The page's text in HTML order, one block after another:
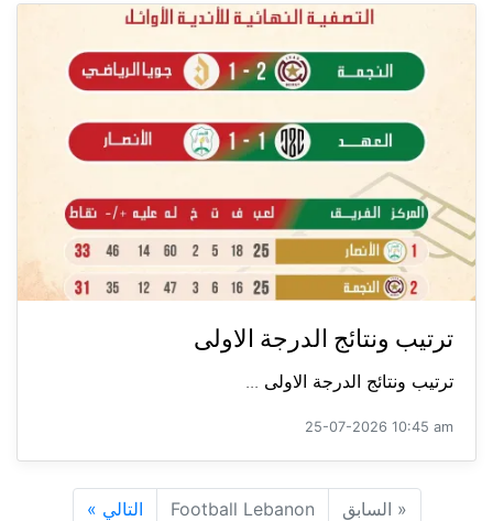
ترتيب ونتائج الدرجة الاولى
ترتيب ونتائج الدرجة الاولى ...
25-07-2026 10:45 am
« السابق Football Lebanon التالي »